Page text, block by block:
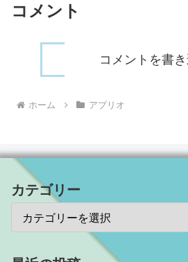
コメント
コメントを書
ホーム アプリオ
カテゴリー